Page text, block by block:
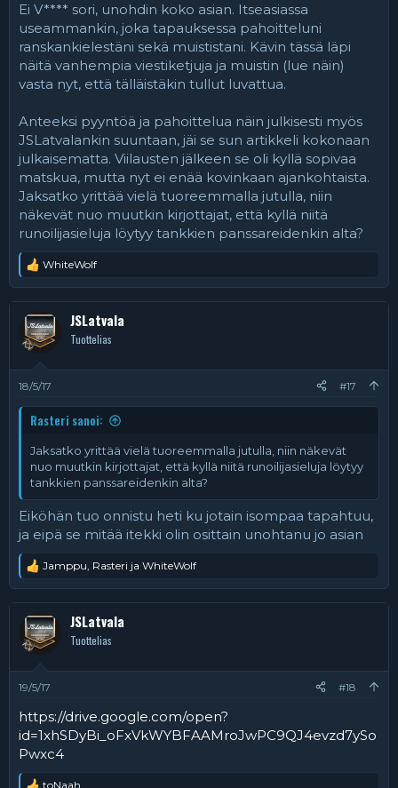
Ei V**** sori, unohdin koko asian. Itseasiassa
useammankin, joka tapauksessa pahoitteluni
ranskankielestäni sekä muististani. Kävin tässä läpi
näitä vanhempia viestiketjuja ja muistin (lue näin)
vasta nyt, että tälläistäkin tullut luvattua.
Anteeksi pyyntöä ja pahoittelua näin julkisesti myös
JSLatvalankin suuntaan, jäi se sun artikkeli kokonaan
julkaisematta. Viilausten jälkeen se oli kyllä sopivaa
matskua, mutta nyt ei enää kovinkaan ajankohtaista.
Jaksatko yrittää vielä tuoreemmalla jutulla, niin
näkevät nuo muutkin kirjottajat, että kyllä niitä
runoilijasieluja löytyy tankkien panssareidenkin alta?
R
a
k
t
i
o
t
:
WhiteWolf
JSLatvala
Tuottelias
18/5/17 #17
Rasteri sanoi:
Jaksatko yrittää vielä tuoreemmalla jutulla, niin näkevät
nuo muutkin kirjottajat, että kyllä niitä runoilijasieluja löytyy
tankkien panssareidenkin alta?
Eiköhän tuo onnistu heti ku jotain isompaa tapahtuu,
ja eipä se mitää itekki olin osittain unohtanu jo asian
R
a
k
t
i
o
t
:
Jamppu, Rasteri ja WhiteWolf
JSLatvala
Tuottelias
19/5/17 #18
https://drive.google.com/open?
id=1xhSDyBi_oFxVkWYBFAAMroJwPC9QJ4evzd7ySo
Pwxc4
toNaah